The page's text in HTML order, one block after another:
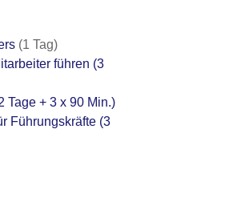
(1 Tag)
führen (3
Tage + 3 x 90 Min.)
Führungskräfte (3